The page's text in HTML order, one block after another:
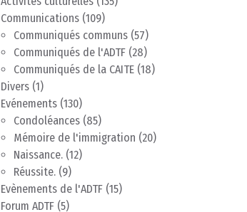
Communications (109)
Communiqués communs (57)
Communiqués de l'ADTF (28)
Communiqués de la CAITE (18)
Divers (1)
Evénements (130)
Condoléances (85)
Mémoire de l'immigration (20)
Naissance. (12)
Réussite. (9)
Evènements de l'ADTF (15)
Forum ADTF (5)